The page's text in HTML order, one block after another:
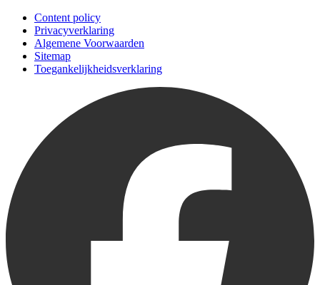
Content policy
Privacyverklaring
Algemene Voorwaarden
Sitemap
Toegankelijkheidsverklaring